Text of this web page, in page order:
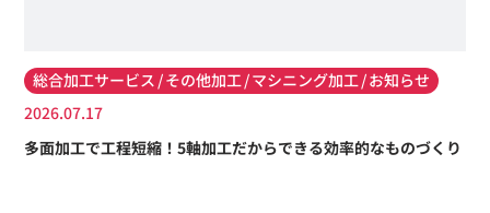
総合加工サービス その他加工 マシニング加工 お知らせ
2026.07.17
多面加工で工程短縮！5軸加工だからできる効率的なものづくり